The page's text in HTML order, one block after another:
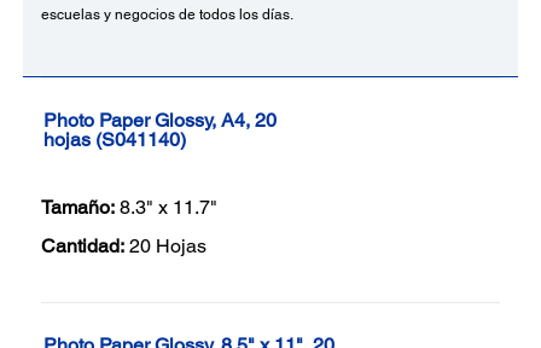
escuelas y negocios de todos los días.
Photo Paper Glossy, A4, 20
hojas (S041140)
Tamaño: 8.3" x 11.7"
Cantidad: 20 Hojas